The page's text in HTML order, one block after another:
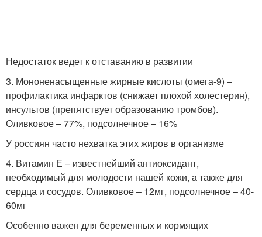
Недостаток ведет к отставанию в развитии
3. Мононенасыщенные жирные кислоты (омега-9) –
профилактика инфарктов (снижает плохой холестерин),
инсультов (препятствует образованию тромбов).
Оливковое – 77%, подсолнечное – 16%
У россиян часто нехватка этих жиров в организме
4. Витамин Е – известнейший антиоксидант,
необходимый для молодости нашей кожи, а также для
сердца и сосудов. Оливковое – 12мг, подсолнечное – 40-
60мг
Особенно важен для беременных и кормящих